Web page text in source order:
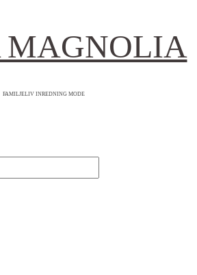
MAGNOLIA
FAMILJELIV INREDNING MODE